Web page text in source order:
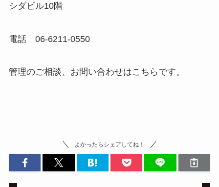
シダビル10階
電話 06-6211-0550
管理のご相談、お問い合わせはこちらです。
よかったらシェアしてね！